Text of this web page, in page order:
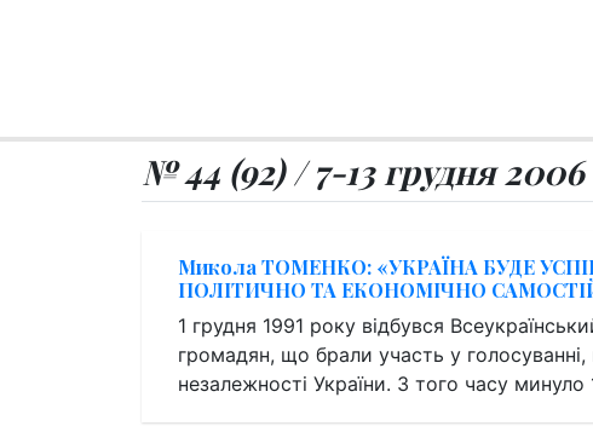
№ 44 (92) / 7-13 грудня 2006
Микола ТОМЕНКО: «УКРАЇНА БУДЕ
ПОЛІТИЧНО ТА ЕКОНОМІЧНО
1 грудня 1991 року відбувся
громадян, що брали участь у
незалежності України. З того часу минуло